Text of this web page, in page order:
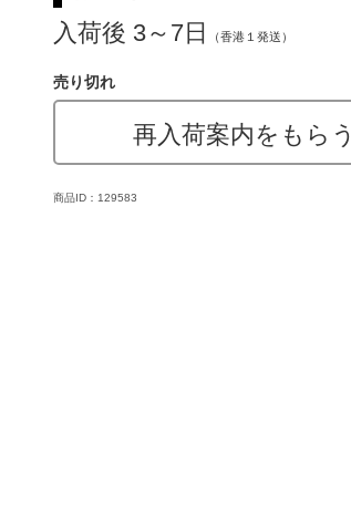
入荷後 3～7日
（香港１発送）
売り切れ
再入荷案内をもらう
商品ID：129583